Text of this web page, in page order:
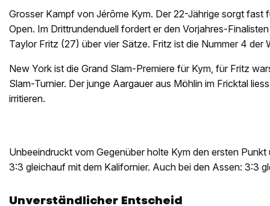
Grosser Kampf von Jérôme Kym. Der 22-Jährige sorgt fast
Open. Im Drittrundenduell fordert er den Vorjahres-
Taylor Fritz (27) über vier Sätze. Fritz ist die Nummer 4 der
New York ist die Grand Slam-Premiere für Kym, für Fritz
Slam-Turnier. Der junge Aargauer aus Möhlin im Fricktal
irritieren.
Unbeeindruckt vom Gegenüber holte Kym den ersten
3:3 gleichauf mit dem Kalifornier. Auch bei den Assen: 3:3
Unverständlicher Entscheid